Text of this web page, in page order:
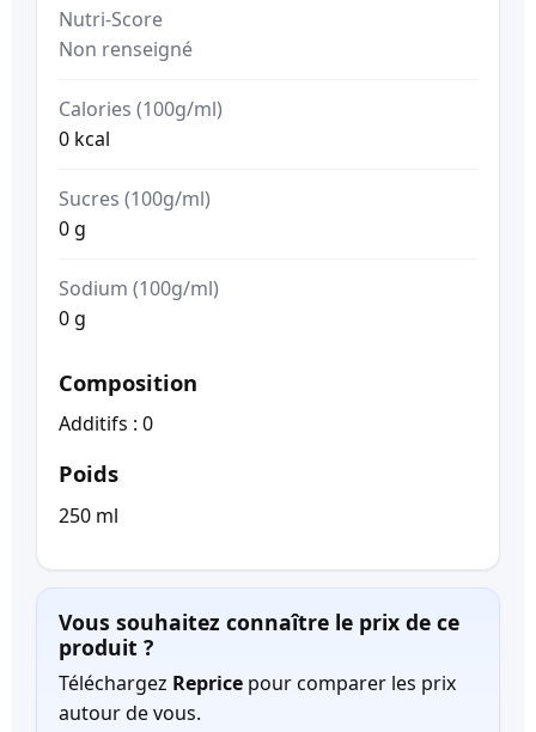
Nutri-Score
Non renseigné
Calories (100g/ml)
0 kcal
Sucres (100g/ml)
0 g
Sodium (100g/ml)
0 g
Composition
Additifs : 0
Poids
250 ml
Vous souhaitez connaître le prix de ce
produit ?
Téléchargez Reprice pour comparer les prix
autour de vous.